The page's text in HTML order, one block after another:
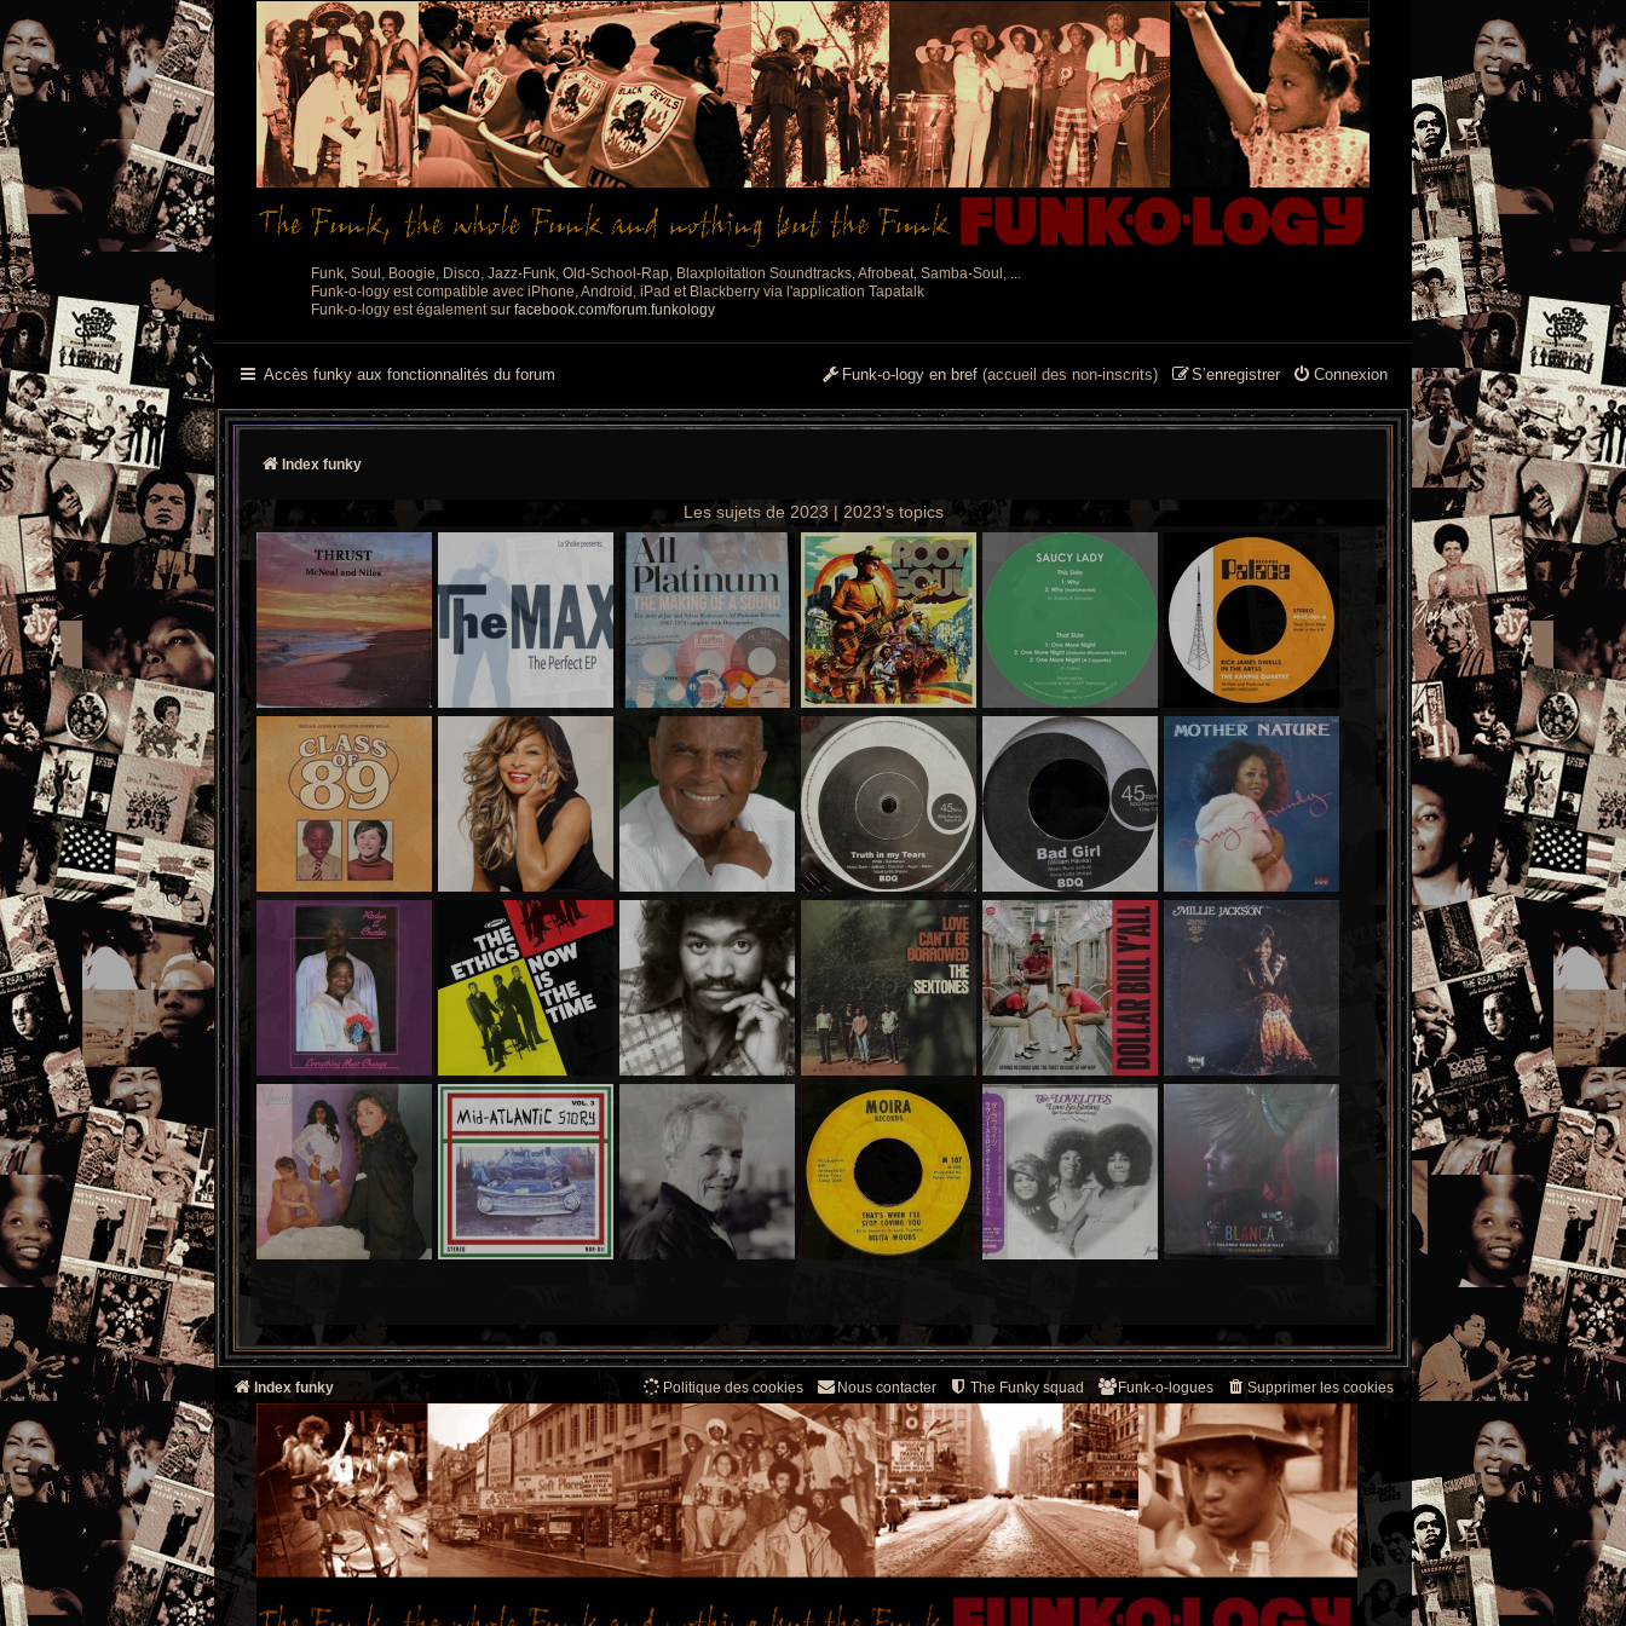
Funk, Soul, Boogie, Disco, Jazz-Funk, Old-School-Rap, Blaxploitation Soundtracks, Afrobeat, Samba-Soul, ...
Funk-o-logy est compatible avec iPhone, Android, iPad et Blackberry via l'application Tapatalk
Funk-o-logy est également sur facebook.com/forum.funkology
Accès funky aux fonctionnalités du forum Connexion
S’enregistrer
Funk-o-logy en bref (accueil des non-inscrits)
Index funky
Les sujets de 2023 | 2023's topics
Index funky Supprimer les cookies
Funk-o-logues
The Funky squad
Nous contacter
Politique des cookies